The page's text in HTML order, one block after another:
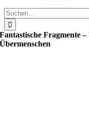
Suche
nach:
Fantastische Fragmente
Übermenschen